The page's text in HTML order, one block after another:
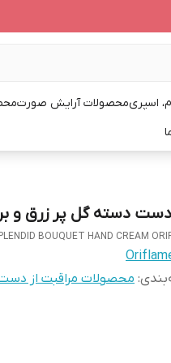
اسپریمحصولات آرایش صورت
دسته گل پر زرق و
BOUQUET HAND CREAM
: محصولات مراقبت از